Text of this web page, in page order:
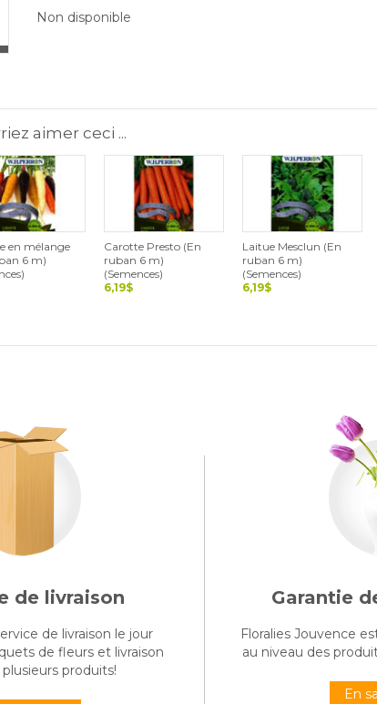
Non disponible
aimer ceci ...
en mélange
6 m)
Carotte Presto (En
ruban 6 m)
(Semences)
6,19$
Laitue Mesclun (En
ruban 6 m)
(Semences)
6,19$
de livraison
de livraison le jour
de fleurs et livraison
produits!
Garantie
Floralies Jouvence
au niveau des
En